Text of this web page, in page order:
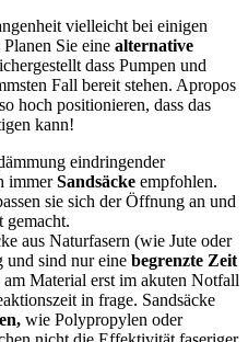
vielleicht bei einigen
Sie eine alternative
dass Pumpen und
Fall bereit stehen. Apropos
hoch positionieren, dass das
kann!
eindringender
immerSandsäcke empfohlen.
sie sich der Öffnung an und
gemacht.
aus Naturfasern (wie Jute oder
und sind nur eine begrenzte Zeit
am Material erst im akuten Notfall
in frage. Sandsäcke
wie Polypropylen oder